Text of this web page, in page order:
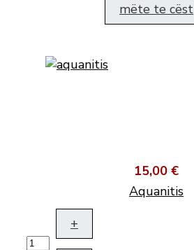
mëte te cëst
15,00 €
Aquanitis
+